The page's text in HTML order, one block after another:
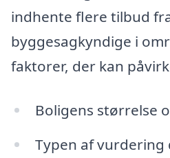
indhente flere tilbud
byggesagkyndige i
faktorer, der kan
Boligens størrelse
Typen af vurdering